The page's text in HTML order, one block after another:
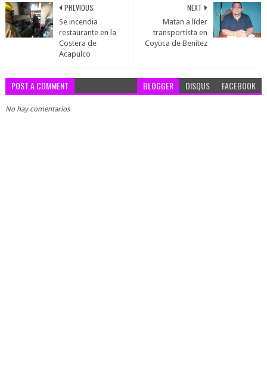
NEXT
Matan a líder
transportista en
Coyuca de Benítez
PREVIOUS
Se incendia
restaurante en la
Costera de
Acapulco
POST A COMMENT BLOGGER DISQUS FACEBOOK
No hay comentarios